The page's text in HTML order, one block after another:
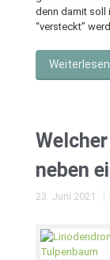
denn damit soll
“versteckt”
Weiterlesen
neben
23. Juni 2021